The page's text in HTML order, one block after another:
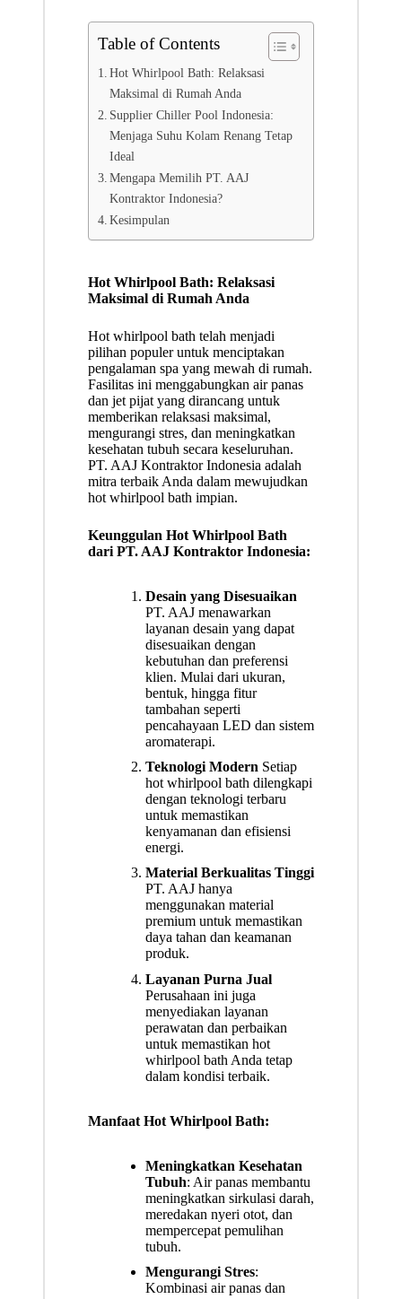
Table of Contents
Hot Whirlpool Bath: Relaksasi
Maksimal di Rumah Anda
Supplier Chiller Pool Indonesia:
Menjaga Suhu Kolam Renang Tetap
Ideal
Mengapa Memilih PT. AAJ
Kontraktor Indonesia?
Kesimpulan
Hot Whirlpool Bath: Relaksasi
Maksimal di Rumah Anda
Hot whirlpool bath telah menjadi
pilihan populer untuk menciptakan
pengalaman spa yang mewah di rumah.
Fasilitas ini menggabungkan air panas
dan jet pijat yang dirancang untuk
memberikan relaksasi maksimal,
mengurangi stres, dan meningkatkan
kesehatan tubuh secara keseluruhan.
PT. AAJ Kontraktor Indonesia adalah
mitra terbaik Anda dalam mewujudkan
hot whirlpool bath impian.
Keunggulan Hot Whirlpool Bath
dari PT. AAJ Kontraktor Indonesia:
Desain yang Disesuaikan
PT. AAJ menawarkan
layanan desain yang dapat
disesuaikan dengan
kebutuhan dan preferensi
klien. Mulai dari ukuran,
bentuk, hingga fitur
tambahan seperti
pencahayaan LED dan sistem
aromaterapi.
Teknologi Modern Setiap
hot whirlpool bath dilengkapi
dengan teknologi terbaru
untuk memastikan
kenyamanan dan efisiensi
energi.
Material Berkualitas Tinggi
PT. AAJ hanya
menggunakan material
premium untuk memastikan
daya tahan dan keamanan
produk.
Layanan Purna Jual
Perusahaan ini juga
menyediakan layanan
perawatan dan perbaikan
untuk memastikan hot
whirlpool bath Anda tetap
dalam kondisi terbaik.
Manfaat Hot Whirlpool Bath:
Meningkatkan Kesehatan
Tubuh: Air panas membantu
meningkatkan sirkulasi darah,
meredakan nyeri otot, dan
mempercepat pemulihan
tubuh.
Mengurangi Stres:
Kombinasi air panas dan